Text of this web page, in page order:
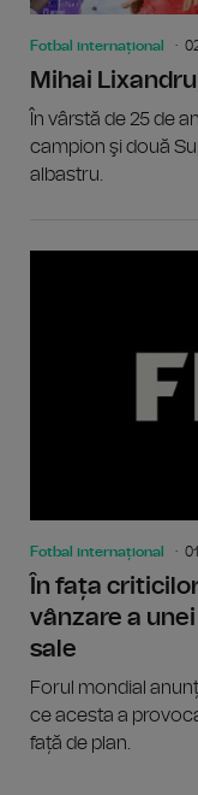
Fotbal internațional
Mihai
În vârstă de 25 de
campion şi două
albastru.
Fotbal internațional
În fața
vânzare a
sale
Forul mondial
ce acesta a
față de plan.